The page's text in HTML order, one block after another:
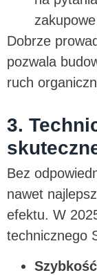
Dobrze
pozwala
ruch
3.
Bez
nawet
efektu. W
technicznego